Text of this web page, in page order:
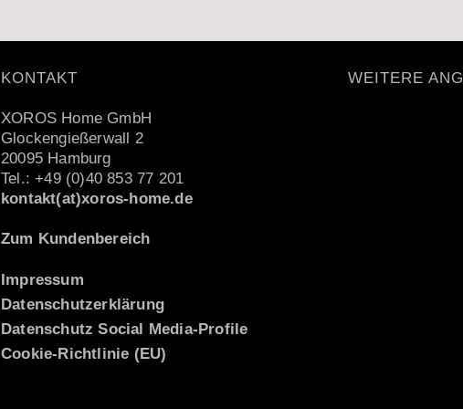
KONTAKT
XOROS Home GmbH
Glockengießerwall 2
20095 Hamburg
Tel.: +49 (0)40 853 77 201
kontakt(at)xoros-home.de
Zum Kundenbereich
Impressum
Datenschutzerklärung
Datenschutz Social Media-Profile
Cookie-Richtlinie (EU)
WEITERE